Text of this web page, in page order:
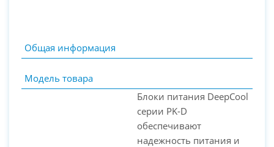
Общая информация
Модель товара
Блоки питания DeepCool
серии PK-D
обеспечивают
надежность питания и